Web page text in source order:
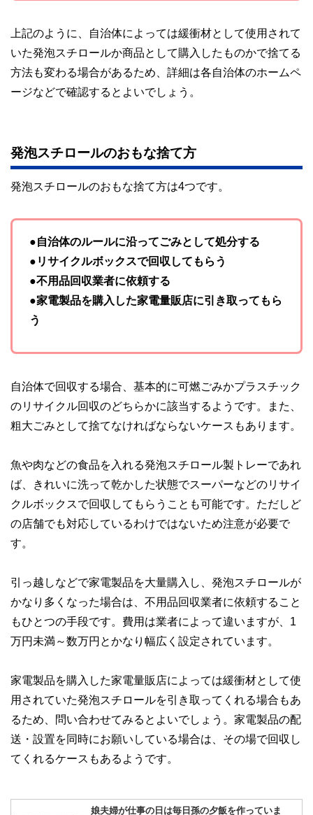
上記のように、自治体によっては緩衝材として使用されて
いた発泡スチロールか商品として購入したものかで捨てる
方法も変わる場合があるため、詳細は各自治体のホームペ
ージなどで確認するとよいでしょう。
発泡スチロールのおもな捨て方
発泡スチロールのおもな捨て方は4つです。
●自治体のルールに沿ってごみとして処分する
●リサイクルボックスで回収してもらう
●不用品回収業者に依頼する
●家電製品を購入した家電量販店に引き取ってもら
う
自治体で回収する場合、基本的に可燃ごみかプラスチック
のリサイクル回収のどちらかに該当するようです。また、
粗大ごみとして捨てなければならないケースもあります。
魚や肉などの食品を入れる発泡スチロール製トレーであれ
ば、きれいに洗って乾かした状態でスーパーなどのリサイ
クルボックスで回収してもらうことも可能です。ただしど
の店舗でも対応しているわけではないため注意が必要で
す。
引っ越しなどで家電製品を大量購入し、発泡スチロールが
かなり多くなった場合は、不用品回収業者に依頼すること
もひとつの手段です。費用は業者によって違いますが、1
万円未満～数万円とかなり幅広く設定されています。
家電製品を購入した家電量販店によっては緩衝材として使
用されていた発泡スチロールを引き取ってくれる場合もあ
るため、問い合わせてみるとよいでしょう。家電製品の配
送・設置を同時にお願いしている場合は、その場で回収し
てくれるケースもあるようです。
娘夫婦が仕事の日は毎日孫の夕飯を作っていま